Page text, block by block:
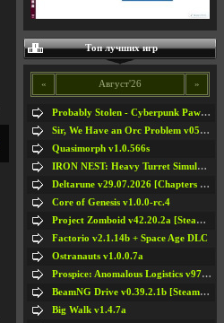
Топ лучших игр
« Август'26 »
Probably Stolen - Cyberpunk Pawnshop Simulator v048c [Playtest]
Sir, We Have an Orc Problem v05.08.2026
Quasimorph v1.0.566s
IRON NEST: Heavy Turret Simulator v1.0a
Deltarune v29.07.2026 [Chapters 1-5] / + RUS [Chapters 1-5]
Core of Genesis v1.0.0-rc.4
Project Zomboid v42.20.2a [Steam Early Access]
Factorio v2.1.14b + Space Age DLC
Ostranauts v1.0.0.7a
Prospice: Anomalous Logistics v97 [Playtest]
BeamNG Drive v0.39.2.1b [Steam Early Access]
Big Walk v1.4.7a